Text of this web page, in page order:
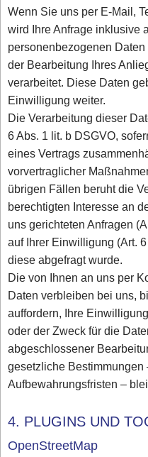
Wenn Sie uns per E-Mail,
wird Ihre Anfrage inklusive
personenbezogenen
der Bearbeitung Ihres
verarbeitet. Diese Daten
Einwilligung weiter.
Die Verarbeitung dieser
6 Abs. 1 lit. b DSGVO,
eines Vertrags
vorvertraglicher
übrigen Fällen beruht die
berechtigten Interesse an
uns gerichteten Anfragen
auf Ihrer Einwilligung (Art.
diese abgefragt wurde.
Die von Ihnen an uns per
Daten verbleiben bei uns,
auffordern, Ihre
oder der Zweck für die
abgeschlossener
gesetzliche
Aufbewahrungsfristen –
4. PLUGINS UND
OpenStreetMap